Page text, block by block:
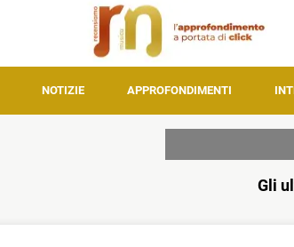
NOTIZIE APPROFONDIMENTI
Gli